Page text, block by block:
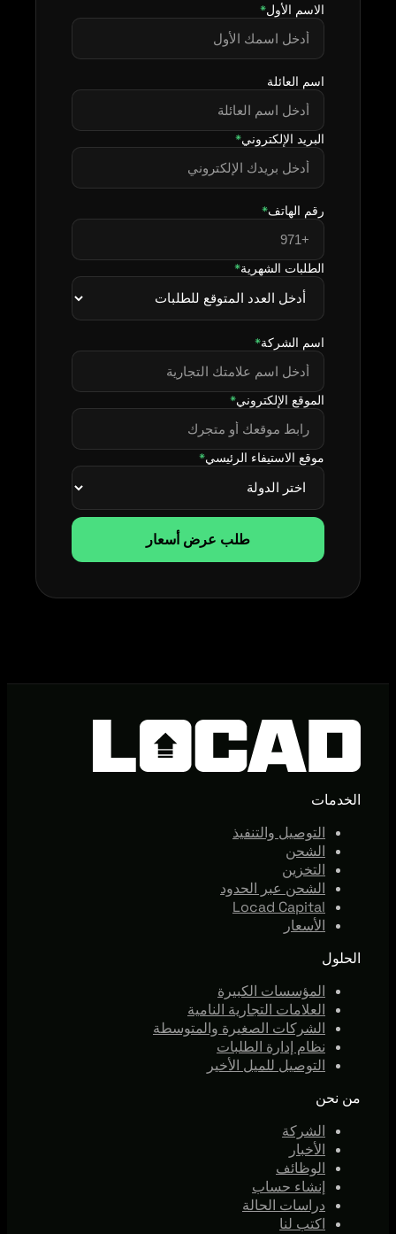
الاسم الأول*
اسم العائلة
البريد الإلكتروني*
رقم الهاتف*
الطلبات الشهرية*
اسم الشركة*
الموقع الإلكتروني*
موقع الاستيفاء الرئيسي*
طلب عرض أسعار
الخدمات
التوصيل والتنفيذ
الشحن
التخزين
الشحن عبر الحدود
Locad Capital
الأسعار
الحلول
المؤسسات الكبيرة
العلامات التجارية النامية
الشركات الصغيرة والمتوسطة
نظام إدارة الطلبات
التوصيل للميل الأخير
من نحن
الشركة
الأخبار
الوظائف
إنشاء حساب
دراسات الحالة
اكتب لنا